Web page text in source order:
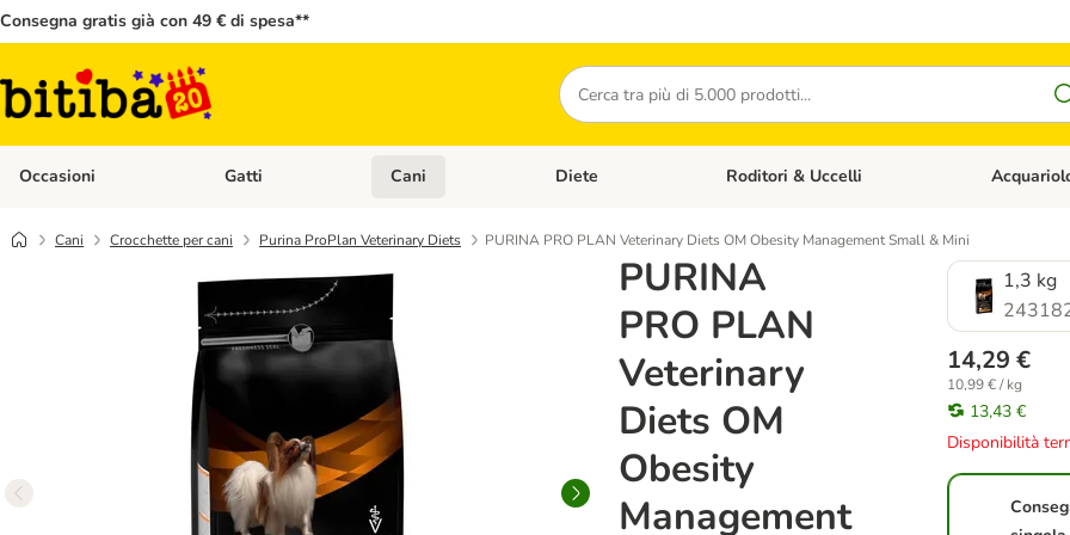
Consegna gratis già con 49 € di spesa**
Cerca
Occasioni Apri Menù Categoria: Occasioni
Gatti Apri Menù Categoria: Gatti
Cani Apri Menù Categoria: Cani
Diete Apri Menù Categoria: Diete
Roditori & Uccelli Apri Menù
Cani Crocchette per cani Purina ProPlan Veterinary Diets PURINA PRO PLAN Veterinary Diets OM Obesity Management Small & Mini
PURINA
PRO PLAN
Veterinary
Diets OM
Obesity
Management
1,3 kg
14,29 €
10,99 € / kg
13,43 €
Disponibilità